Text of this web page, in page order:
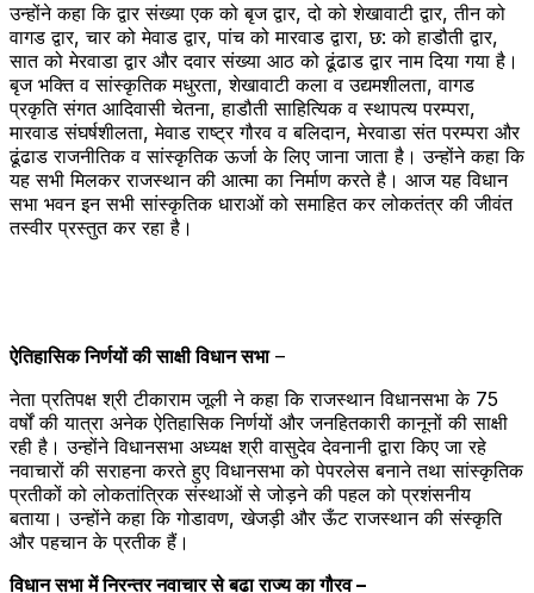
उन्‍होंने कहा कि द्वार संख्‍या एक को बृज द्वार, दो को शेखावाटी द्वार, तीन को
वागड द्वार, चार को मेवाड द्वार, पांच को मारवाड द्वारा, छ: को हाडौती द्वार,
सात को मेरवाडा द्वार और दवार संख्‍या आठ को ढूंढाड द्वार नाम दिया गया है।
बृज भक्ति व सांस्‍कृतिक मधुरता, शेखावाटी कला व उद्यमशीलता, वागड
प्रकृति संगत आदिवासी चेतना, हाडौती साहित्यिक व स्‍थापत्‍य परम्‍परा,
मारवाड संघर्षशीलता, मेवाड राष्‍ट्र गौरव व बलिदान, मेरवाडा संत परम्‍परा और
ढूंढाड राजनीतिक व सांस्‍कृतिक ऊर्जा के लिए जाना जाता है। उन्‍होंने कहा कि
यह सभी मिलकर राजस्‍थान की आत्‍मा का निर्माण करते है। आज यह विधान
सभा भवन इन सभी सांस्‍कृतिक धाराओं को समाहित कर लोकतंत्र की जीवंत
तस्‍वीर प्रस्‍तुत कर रहा है।
ऐतिहासिक निर्णयों की साक्षी विधान सभा–
नेता प्रतिपक्ष श्री टीकाराम जूली ने कहा कि राजस्थान विधानसभा के 75
वर्षों की यात्रा अनेक ऐतिहासिक निर्णयों और जनहितकारी कानूनों की साक्षी
रही है। उन्होंने विधानसभा अध्यक्ष श्री वासुदेव देवनानी द्वारा किए जा रहे
नवाचारों की सराहना करते हुए विधानसभा को पेपरलेस बनाने तथा सांस्कृतिक
प्रतीकों को लोकतांत्रिक संस्थाओं से जोड़ने की पहल को प्रशंसनीय
बताया। उन्होंने कहा कि गोडावण, खेजड़ी और ऊँट राजस्थान की संस्कृति
और पहचान के प्रतीक हैं।
विधान सभा में निरन्‍तर नवाचार से बढा राज्‍य का गौरव –